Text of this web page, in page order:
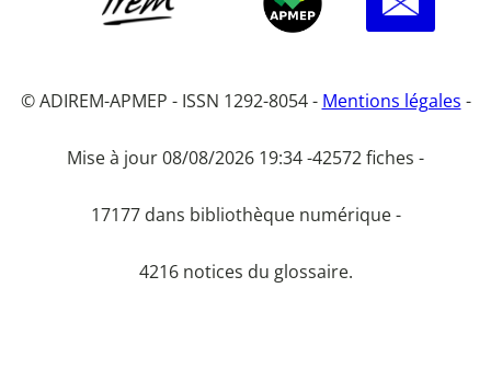
© ADIREM-APMEP - ISSN 1292-8054 - Mentions légales -
Mise à jour 08/08/2026 19:34 -42572 fiches -
17177 dans bibliothèque numérique -
4216 notices du glossaire.